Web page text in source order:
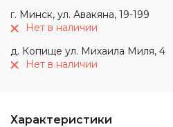
г. Минск, ул. Авакяна, 19-199
Нет в наличии
д. Копище ул. Михаила Миля, 4
Нет в наличии
Характеристики